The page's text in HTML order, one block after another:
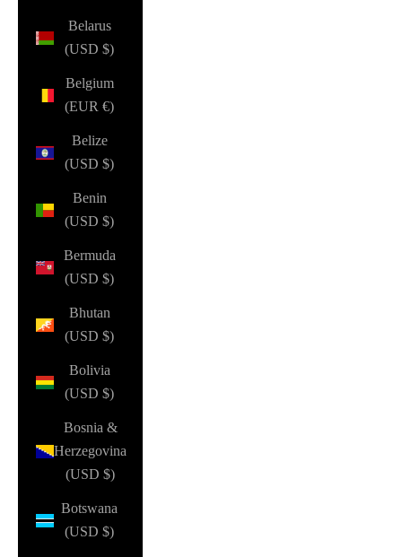
Belarus
(USD $)
Belgium
(EUR €)
Belize
(USD $)
Benin
(USD $)
Bermuda
(USD $)
Bhutan
(USD $)
Bolivia
(USD $)
Bosnia &
Herzegovina
(USD $)
Botswana
(USD $)